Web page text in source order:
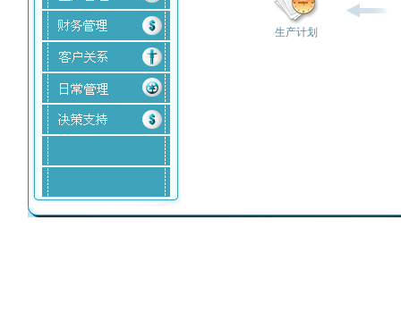
生产计划